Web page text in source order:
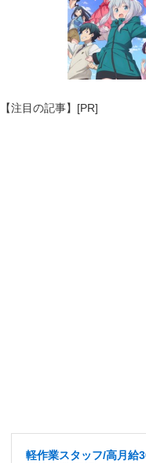
【注目の記事】[PR]
軽作業スタッフ/高月給